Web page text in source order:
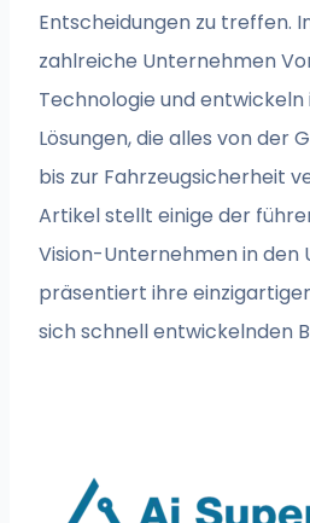
Entscheidungen zu treffen.
zahlreiche Unternehmen
Technologie und
Lösungen, die alles von der
bis zur Fahrzeugsicherheit
Artikel stellt einige der
Vision-Unternehmen in den
präsentiert ihre
sich schnell entwickelnden